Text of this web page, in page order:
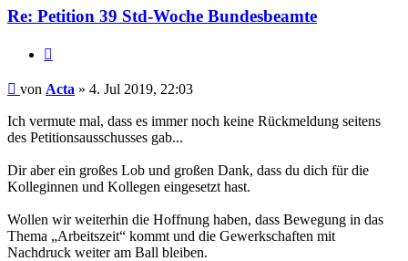
Re: Petition 39 Std-Woche Bundesbeamte
Beitrag
von Acta » 4. Jul 2019, 22:03
Ich vermute mal, dass es immer noch keine Rückmeldung seitens
des Petitionsausschusses gab...
Dir aber ein großes Lob und großen Dank, dass du dich für die
Kolleginnen und Kollegen eingesetzt hast.
Wollen wir weiterhin die Hoffnung haben, dass Bewegung in das
Thema „Arbeitszeit“ kommt und die Gewerkschaften mit
Nachdruck weiter am Ball bleiben.